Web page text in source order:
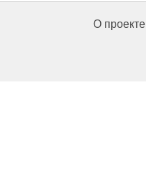
О проекте